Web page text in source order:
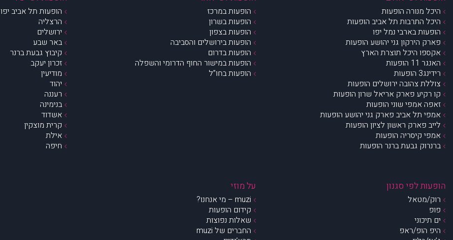
היכל מנורה הופעות
היכל התרבות תל אביב הופעות
הופעות בארבי נמל יפו
פארק הירקון גני יהושע הופעות
אקספו היכל תוצרת הארץ
האנגר 11 הופעות
רידינג3 הופעות
צוללת צהובה ירושלים הופעות
קו רקיע פארק אריאל שרון הופעות
זאפה אמפי שוני הופעות
אמפי תל אביב פארק גני יהושע הופעות
לייב פארק ראשון לציון הופעות
אמפי קיסריה הופעות
ברנרוק גבעת ברנר הופעות
הופעות במרכז
הופעות בשרון
הופעות בצפון
הופעות בירושלים והסביבה
הופעות בדרום
הופעות במישור החוף הדרומי והשפלה
הופעות בחו”ל
הופעות תל אביב יפו
הרצליה
ירושלים
באר שבע
קיבוץ גבעת ברנר
זכרון יעקב
מודיעין
יהוד
רעננה
בנימינה
אשדוד
קרית מוצקין
אילת
חיפה
הופעות לפי סגנון
רוק/מטאל
פופ
ים תיכוני
היפ הופ/ראפ
על מוזי
muzi – מי אנחנו?
קידום הופעות
שאלות נפוצות
החברים של muzi